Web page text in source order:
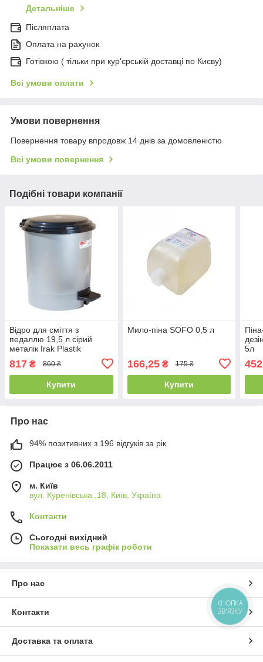
Детальніше
Післяплата
Оплата на рахунок
Готівкою ( тільки при кур'єрській доставці по Києву)
Всі умови оплати
Умови повернення
Повернення товару впродовж 14 днів за домовленістю
Всі умови повернення
Подібні товари компанії
Відро для сміття з
педаллю 19,5 л сірий
металік Irak Plastik
817 ₴ 860 ₴
Купити
Мило-піна SOFO 0,5 л
166,25₴ 175 ₴
Купити
5л
Про нас
94% позитивних з 196 відгуків за рік
Працює з 06.06.2011
м. Київ
вул. Куренівська ,18, Київ, Україна
Контакти
Сьогодні вихідний
Показати весь графік роботи
Про нас
Контакти
Доставка та оплата
КНОПКА
ЗВ'ЯЗКУ